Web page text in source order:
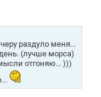
раздуло меня...
(лучше морса)
отгоняю... )))